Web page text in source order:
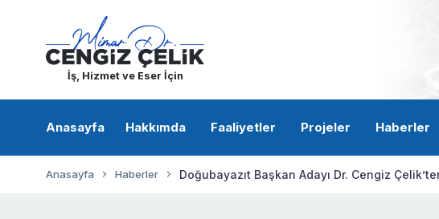
İş, Hizmet ve Eser İçin
Anasayfa Hakkımda Faaliyetler Projeler Haberler
Anasayfa Haberler Doğubayazıt Başkan Adayı Dr. Cengiz